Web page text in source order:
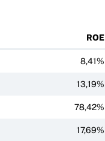
ROE
8,41%
13,19%
78,42%
17,69%